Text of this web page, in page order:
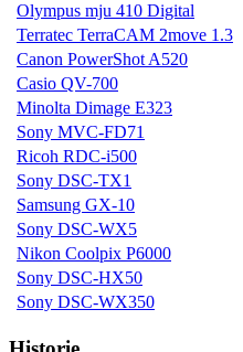
Olympus mju 410 Digital
Terratec TerraCAM 2move 1.3
Canon PowerShot A520
Casio QV-700
Minolta Dimage E323
Sony MVC-FD71
Ricoh RDC-i500
Sony DSC-TX1
Samsung GX-10
Sony DSC-WX5
Nikon Coolpix P6000
Sony DSC-HX50
Sony DSC-WX350